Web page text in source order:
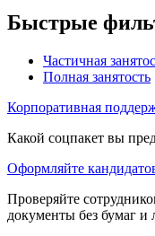
Быстрые
Частичная
Полная занятость
Корпоративная
Какой соцпакет вы
Оформляйте
Проверяйте
документы без бумаг и